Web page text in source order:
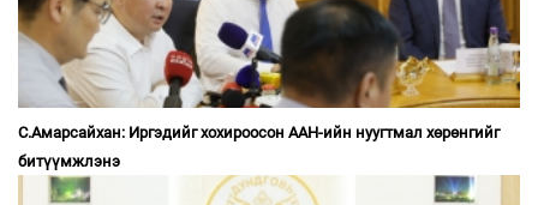
С.Амарсайхан: Иргэдийг хохироосон ААН-ийн нуугтмал хөрөнгийг
битүүмжлэнэ